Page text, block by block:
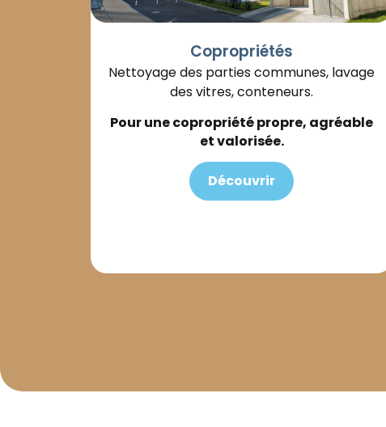
Copropriétés
Nettoyage des parties communes, lavage
des vitres, conteneurs.
Pour une copropriété propre, agréable
et valorisée.
Découvrir